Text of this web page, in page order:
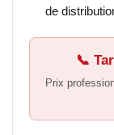
de
📞
Prix